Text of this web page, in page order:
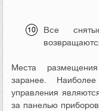
Все
Места
заранее.
управления
за панелью